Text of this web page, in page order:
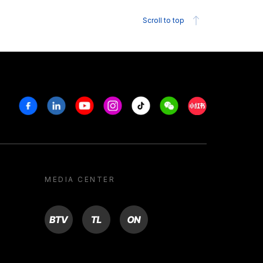
Scroll to top
FacebookLinkedinYoutubeInstagram
Tiktok WeechatXiaohongshu/
MEDIA CENTER
BTV TL ON